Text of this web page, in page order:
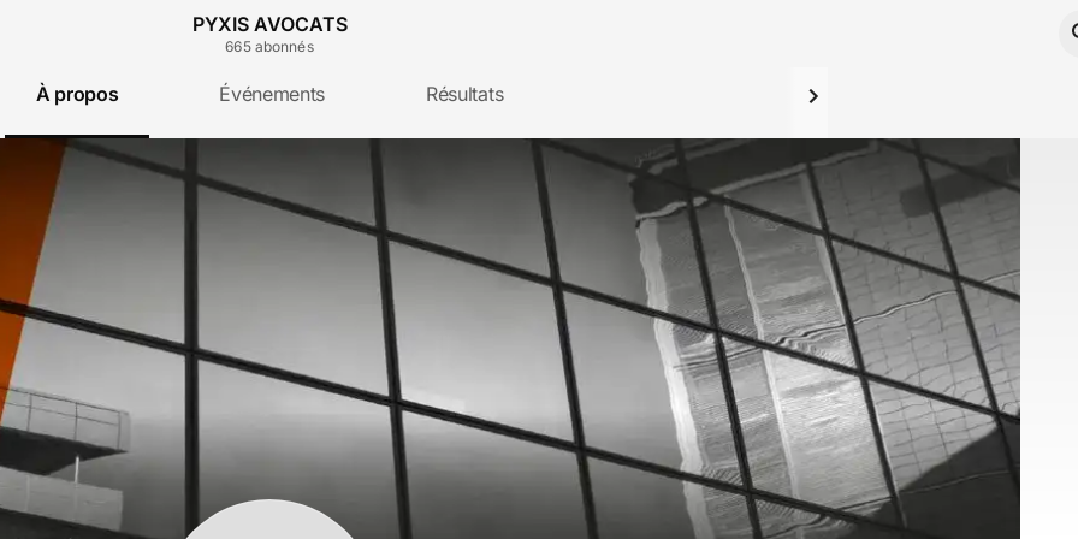
PYXIS AVOCATS
665 abonnés
À propos Événements Résultats